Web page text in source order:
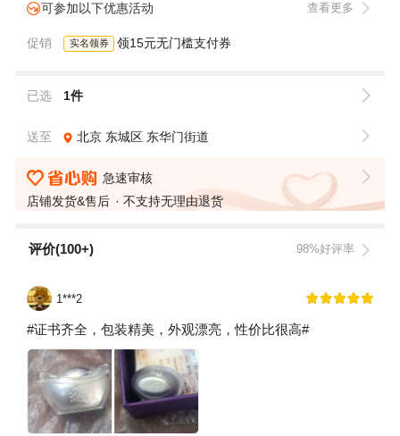
可参加以下优惠活动 查看更多
促销 实名领券 领15元无门槛支付券
已选 1件
送至 北京 东城区 东华门街道
急速审核
店铺发货&售后
不支持无理由退货
评价(100+) 98%好评率
1***2
#证书齐全，包装精美，外观漂亮，性价比很高#